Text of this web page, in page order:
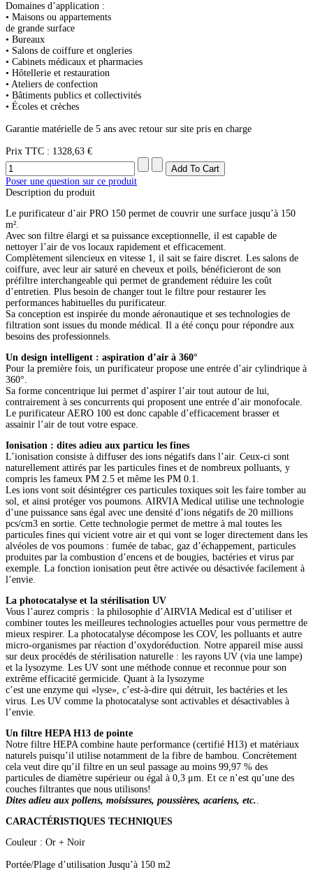
Domaines d’application :
• Maisons ou appartements
de grande surface
• Bureaux
• Salons de coiffure et ongleries
• Cabinets médicaux et pharmacies
• Hôtellerie et restauration
• Ateliers de confection
• Bâtiments publics et collectivités
• Écoles et crèches
Garantie matérielle de 5 ans avec retour sur site pris en charge
Prix ​​TTC : 1328,63 €
Poser une question sur ce produit
Description du produit
Le purificateur d’air PRO 150 permet de couvrir une surface jusqu’à 150
m².
Avec son filtre élargi et sa puissance exceptionnelle, il est capable de
nettoyer l’air de vos locaux rapidement et efficacement.
Complètement silencieux en vitesse 1, il sait se faire discret. Les salons de
coiffure, avec leur air saturé en cheveux et poils, bénéficieront de son
préfiltre interchangeable qui permet de grandement réduire les coût
d’entretien. Plus besoin de changer tout le filtre pour restaurer les
performances habituelles du purificateur.
Sa conception est inspirée du monde aéronautique et ses technologies de
filtration sont issues du monde médical. Il a été conçu pour répondre aux
besoins des professionnels.
Un design intelligent : aspiration d’air à 360°
Pour la première fois, un purificateur propose une entrée d’air cylindrique à
360°.
Sa forme concentrique lui permet d’aspirer l’air tout autour de lui,
contrairement à ses concurrents qui proposent une entrée d’air monofocale.
Le purificateur AERO 100 est donc capable d’efficacement brasser et
assainir l’air de tout votre espace.
Ionisation : dites adieu aux particu les fines
L’ionisation consiste à diffuser des ions négatifs dans l’air. Ceux-ci sont
naturellement attirés par les particules fines et de nombreux polluants, y
compris les fameux PM 2.5 et même les PM 0.1.
Les ions vont soit désintégrer ces particules toxiques soit les faire tomber au
sol, et ainsi protéger vos poumons. AIRVIA Medical utilise une technologie
d’une puissance sans égal avec une densité d’ions négatifs de 20 millions
pcs/cm3 en sortie. Cette technologie permet de mettre à mal toutes les
particules fines qui vicient votre air et qui vont se loger directement dans les
alvéoles de vos poumons : fumée de tabac, gaz d’échappement, particules
produites par la combustion d’encens et de bougies, bactéries et virus par
exemple. La fonction ionisation peut être activée ou désactivée facilement à
l’envie.
La photocatalyse et la stérilisation UV
Vous l’aurez compris : la philosophie d’AIRVIA Medical est d’utiliser et
combiner toutes les meilleures technologies actuelles pour vous permettre de
mieux respirer. La photocatalyse décompose les COV, les polluants et autre
micro-organismes par réaction d’oxydoréduction. Notre appareil mise aussi
sur deux procédés de stérilisation naturelle : les rayons UV (via une lampe)
et la lysozyme. Les UV sont une méthode connue et reconnue pour son
extrême efficacité germicide. Quant à la lysozyme
c’est une enzyme qui «lyse», c’est-à-dire qui détruit, les bactéries et les
virus. Les UV comme la photocatalyse sont activables et désactivables à
l’envie.
Un filtre HEPA H13 de pointe
Notre filtre HEPA combine haute performance (certifié H13) et matériaux
naturels puisqu’il utilise notamment de la fibre de bambou. Concrètement
cela veut dire qu’il filtre en un seul passage au moins 99,97 % des
particules de diamètre supérieur ou égal à 0,3 μm. Et ce n’est qu’une des
couches filtrantes que nous utilisons!
Dites adieu aux pollens, moisissures, poussières, acariens, etc..
CARACTÉRISTIQUES TECHNIQUES
Couleur : Or + Noir
Portée/Plage d’utilisation Jusqu’à 150 m2